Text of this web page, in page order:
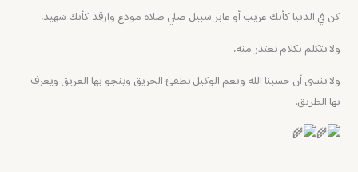
كن في الدنيا كأنك غريب أو عابر سبيل صلي صلاة مودع وارقد كأنك شهيد،
ولا تتكلم بكلام تعتذر منه،
ولا تنسى أن حسبنا الله ونعم الوكيل تطفئ الحريق وينجو بها الغريق ويعرف
بها الطريق.